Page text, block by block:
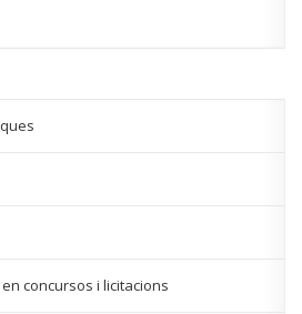
concursos i licitacions